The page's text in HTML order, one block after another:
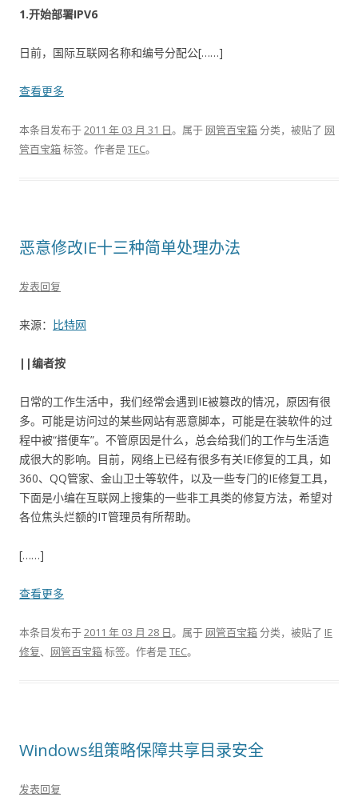
1.开始部署IPV6
日前，国际互联网名称和编号分配公[……]
查看更多
本条目发布于2011 年 03 月 31 日。属于 网管百宝箱分类，被贴了 网
管百宝箱标签。 作者是TEC。
恶意修改IE十三种简单处理办法
发表回复
来源： 比特网
||编者按
日常的工作生活中，我们经常会遇到IE被篡改的情况，原因有很
多。可能是访问过的某些网站有恶意脚本，可能是在装软件的过
程中被“搭便车”。不管原因是什么，总会给我们的工作与生活造
成很大的影响。目前，网络上已经有很多有关IE修复的工具，如
360、QQ管家、金山卫士等软件，以及一些专门的IE修复工具，
下面是小编在互联网上搜集的一些非工具类的修复方法，希望对
各位焦头烂额的IT管理员有所帮助。
[……]
查看更多
本条目发布于2011 年 03 月 28 日。属于 网管百宝箱分类，被贴了 IE
修复、 网管百宝箱标签。 作者是TEC。
Windows组策略保障共享目录安全
发表回复